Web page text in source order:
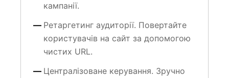
кампанії.
Ретаргетинг аудиторії. Повертайте
користувачів на сайт за допомогою
чистих URL.
Централізоване керування. Зручно